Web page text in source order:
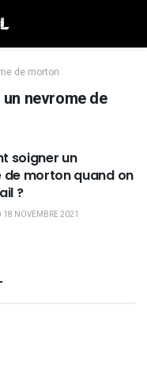
de morton
nevrome de
soigner un
de morton quand on
?
18 NOVEMBRE 2021